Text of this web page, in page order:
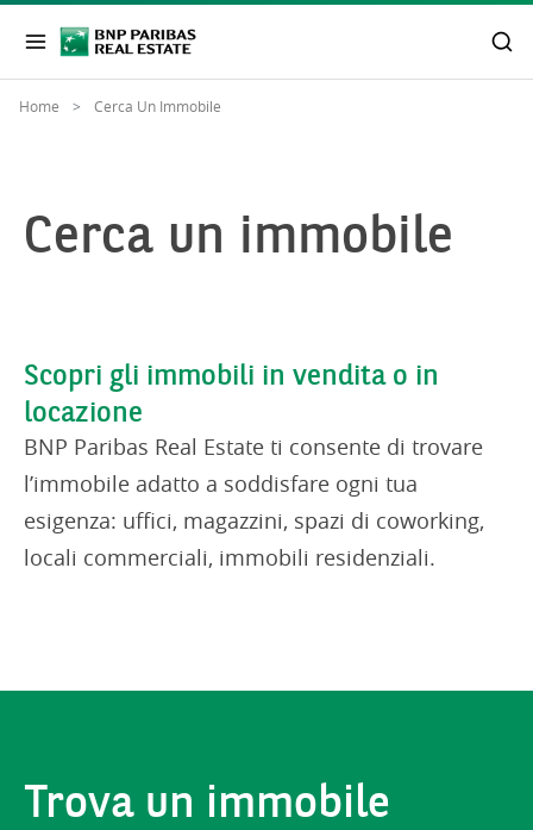
Home Cerca Un Immobile
Cerca un immobile
Scopri gli immobili in vendita o in
locazione
BNP Paribas Real Estate ti consente di trovare
l’immobile adatto a soddisfare ogni tua
esigenza: uffici, magazzini, spazi di coworking,
locali commerciali, immobili residenziali.
Trova un immobile